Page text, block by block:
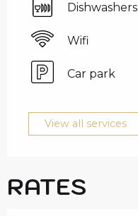
Dishwashers
Wifi
Car park
View all services
RATES